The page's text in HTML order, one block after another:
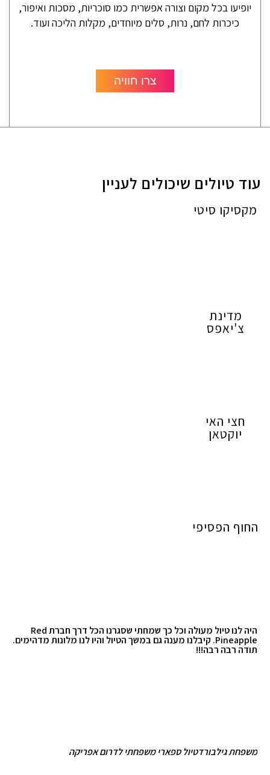
יופיעו בכל מקום וצורה אפשרית כמו סוכריות, מסכות ואיפור,
כיכרות לחם, נרות, סלים מיוחדים, מקלות הליכה ועוד.
צרו חוויה
עוד טיולים שיכולים לעניין
מקסיקו סיטי
מדינת
צ'יאפס
חצי האי
יוקטאן
החוף הפסיפי
היה לנו טיול מעולה וכל כך שמחתי שסגרנו הכל דרך חברת Red
Pineapple. קיבלנו מענה גם במשך הטיול והיו לנו מלונות מדהימים.
תודה רבה רבה!!!
משפחת גילבורדטיול ספארי משפחתי לדרום אפריקה